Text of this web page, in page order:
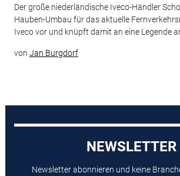
Der große niederländische Iveco-Händler
Hauben-Umbau für das aktuelle
Iveco vor und knüpft damit an eine Legende
von Jan Burgdorf
NEWSLETTER
Newsletter abonnieren und keine